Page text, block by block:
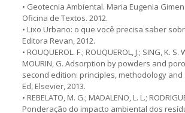
• Geotecnia Ambiental. Maria Eugenia
Oficina de Textos. 2012.
• Lixo Urbano: o que você precisa saber
Editora Revan, 2012.
• ROUQUEROL. F.; ROUQUEROL, J.; SING, K. S.
MOURIN, G. Adsorption by powders and
second edition: principles, methodology and
Ed, Elsevier, 2013.
• REBELATO, M. G.; MADALENO, L. L.;
Ponderação do impacto ambiental dos